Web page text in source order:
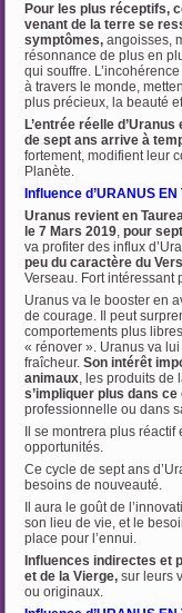
Pour les plus réceptifs,
venant de la terre se
symptômes,angoisses,
résonnance de plus en
qui souffre.
à travers le monde,
plus précieux, la beauté
L’entrée réelle
de sept ans arrive à
fortement, modifient leur
Planète.
Influence d’URANUS
Uranus revient en
le 7 Mars 2019,pour
va profiter des influx
peu du caractère du
Verseau. Fort intéressant
Uranus va le booster en
de courage. Il peut
comportements plus
« rénover ». Uranus va
fraîcheur.Son intérêt
animaux, les produits de
s’impliquer plus dans ce
professionnelle ou dans
Il se montrera plus
opportunités.
Ce cycle de sept ans
besoins de nouveauté.
Il aura le goût de
son lieu de vie, et le
place pour l’ennui.
Influences indirectes et
et de la Vierge,sur leurs
ou originaux.